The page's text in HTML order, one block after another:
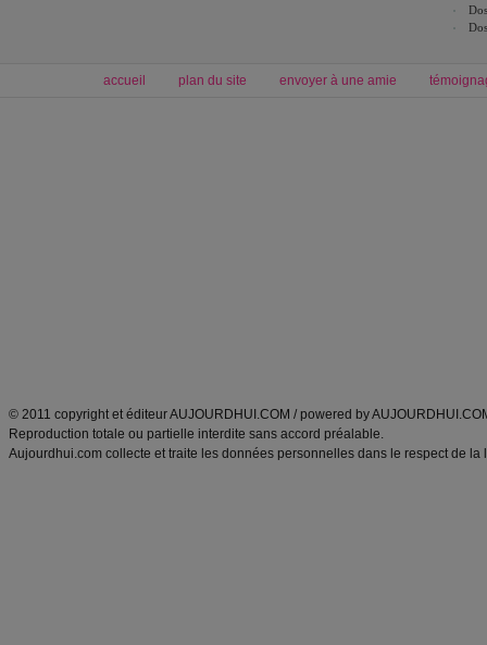
accueil plan du site envoyer à une amie
© 2011 copyright et éditeur AUJOURDHUI.COM / powered by
Reproduction totale ou partielle interdite sans accord préalable.
Aujourdhui.com collecte et traite les données personnelles dans le respect de